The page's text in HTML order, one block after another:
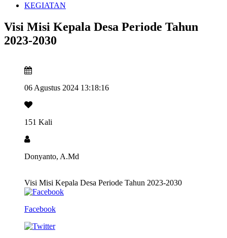
KEGIATAN
Visi Misi Kepala Desa Periode Tahun
2023-2030
06 Agustus 2024 13:18:16
151 Kali
Donyanto, A.Md
Visi Misi Kepala Desa Periode Tahun 2023-2030
Facebook